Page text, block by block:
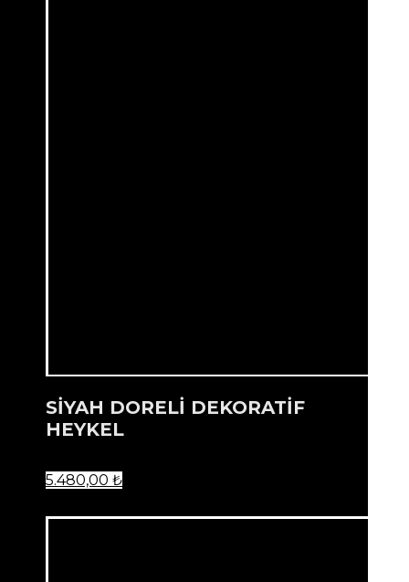
SİYAH DORELİ DEKORATİF
HEYKEL
5.480,00 ₺